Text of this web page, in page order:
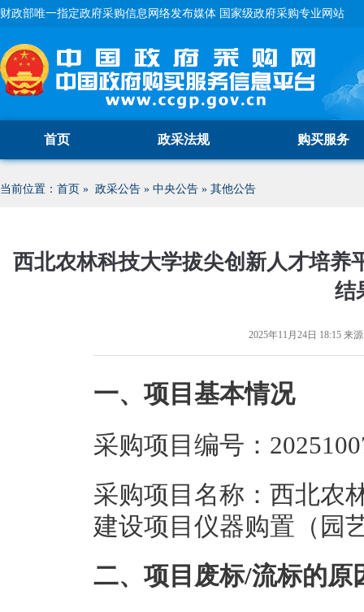
财政部唯一指定政府采购信息网络发布媒体 国家级政府采购专业网站
首页 政采法规 购买服务
当前位置： 首页 » 政采公告 » 中央公告 » 其他公告
西北农林科技大学拔尖创新人才培养
结
2025年11月24日 18:15 来
一、项目基本情况
采购项目编号：
采购项目名称：西北农
建设项目仪器购置（园
二、项目废标/流标的原